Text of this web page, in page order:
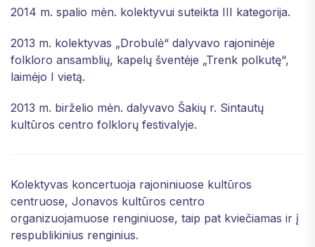
2014 m. spalio mėn. kolektyvui suteikta III kategorija.
2013 m. kolektyvas „Drobulė“ dalyvavo rajoninėje
folkloro ansamblių, kapelų šventėje „Trenk polkutę“,
laimėjo I vietą.
2013 m. birželio mėn. dalyvavo Šakių r. Sintautų
kultūros centro folklorų festivalyje.
Kolektyvas koncertuoja rajoniniuose kultūros
centruose, Jonavos kultūros centro
organizuojamuose renginiuose, taip pat kviečiamas ir į
respublikinius renginius.